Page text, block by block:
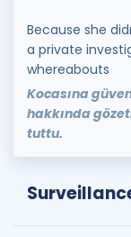
Because she
a private
whereabouts
Kocasına
hakkında
tuttu.